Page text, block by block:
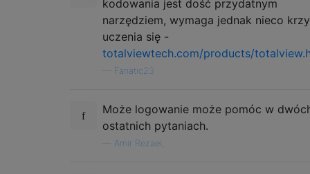
kodowania jest dość przydatnym
narzędziem, wymaga jednak nieco
uczenia się -
totalviewtech.com/products/
Fanatic23
Może logowanie może pomóc w
ostatnich pytaniach.
Amir Rezaei,